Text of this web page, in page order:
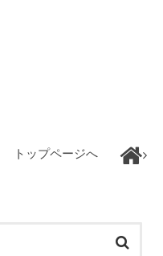
トップページへ